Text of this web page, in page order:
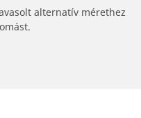
alternatív mérethez